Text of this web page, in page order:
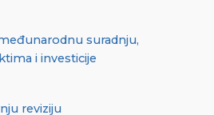
suradnju,
i investicije
reviziju